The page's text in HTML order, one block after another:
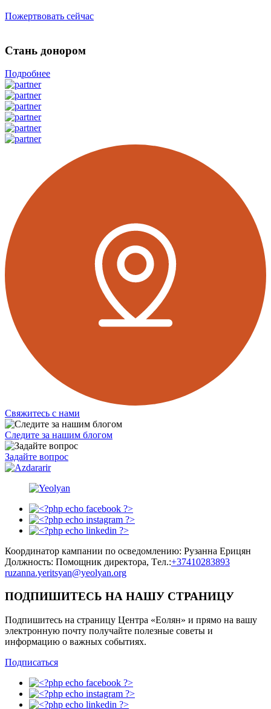
Пожертвовать сейчас
Стань донором
Подробнее
Свяжитесь с нами
Следите за нашим блогом
Задайте вопрос
Координатор кампании по осведомлению: Рузанна Ерицян
Должность: Помощник директора, Tел.:+37410283893
ruzanna.yeritsyan@yeolyan.org
ПОДПИШИТЕСЬ НА НАШУ СТРАНИЦУ
Подпишитесь на страницу Центра «Еолян» и прямо на вашу
электронную почту получайте полезные советы и
информацию о важных событиях.
Подписаться